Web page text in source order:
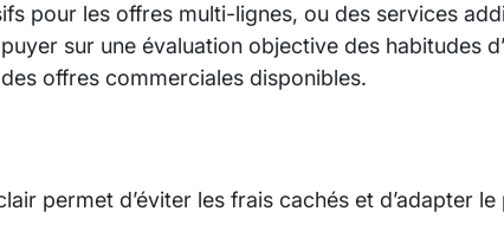
pour les offres multi-lignes, ou des services
sur une évaluation objective des habitudes
offres commerciales disponibles.
permet d’éviter les frais cachés et d’adapter le